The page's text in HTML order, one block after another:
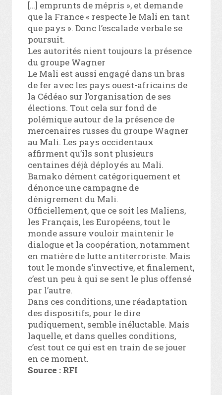
[…] emprunts de mépris », et demande
que la France « respecte le Mali en tant
que pays ». Donc l’escalade verbale se
poursuit.
Les autorités nient toujours la présence
du groupe Wagner
Le Mali est aussi engagé dans un bras
de fer avec les pays ouest-africains de
la Cédéao sur l’organisation de ses
élections. Tout cela sur fond de
polémique autour de la présence de
mercenaires russes du groupe Wagner
au Mali. Les pays occidentaux
affirment qu’ils sont plusieurs
centaines déjà déployés au Mali.
Bamako dément catégoriquement et
dénonce une campagne de
dénigrement du Mali.
Officiellement, que ce soit les Maliens,
les Français, les Européens, tout le
monde assure vouloir maintenir le
dialogue et la coopération, notamment
en matière de lutte antiterroriste. Mais
tout le monde s’invective, et finalement,
c’est un peu à qui se sent le plus offensé
par l’autre.
Dans ces conditions, une réadaptation
des dispositifs, pour le dire
pudiquement, semble inéluctable. Mais
laquelle, et dans quelles conditions,
c’est tout ce qui est en train de se jouer
en ce moment.
Source : RFI